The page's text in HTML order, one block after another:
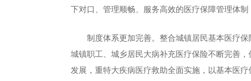
下对口、管理顺畅、服务高效的医疗保障管理体
制度体系更加完善。整合城镇居民基本医疗保
城镇职工、城乡居民大病补充医疗保险不断完善
发展，重特大疾病医疗救助全面实施，以基本医